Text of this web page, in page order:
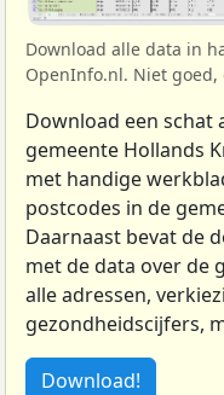
Download alle data in
OpenInfo.nl. Niet
Download een
gemeente Hollands
met handige
postcodes in de
Daarnaast bevat de
met de data over de
alle adressen,
gezondheidscijfers,
Download!